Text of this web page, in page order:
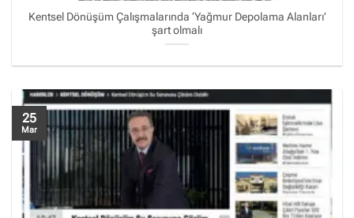
Kentsel Dönüşüm Çalışmalarında ‘Yağmur Depolama Alanları’
şart olmalı
25
Mar